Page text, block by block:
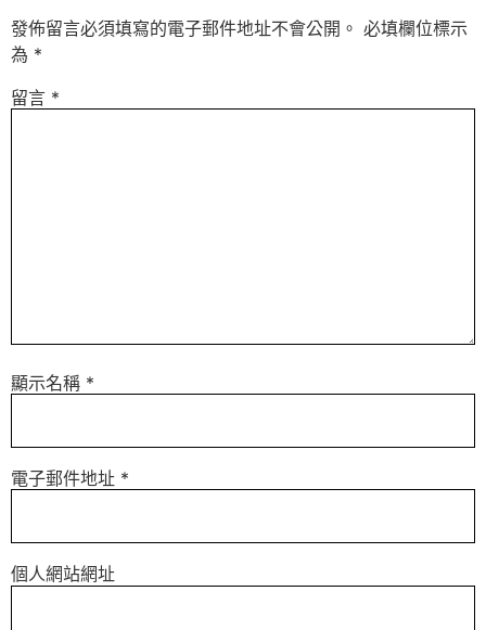
發佈留言必須填寫的電子郵件地址不會公開。 必填欄位標示
為 *
留言 *
顯示名稱 *
電子郵件地址 *
個人網站網址